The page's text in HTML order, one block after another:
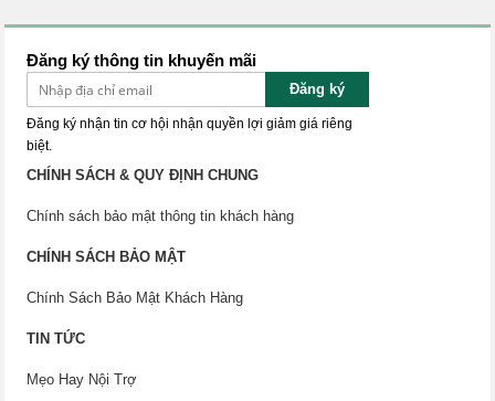
Đăng ký thông tin khuyến mãi
Đăng ký
Đăng ký nhận tin cơ hội nhận quyền lợi giảm giá riêng
biệt.
CHÍNH SÁCH & QUY ĐỊNH CHUNG
Chính sách bảo mật thông tin khách hàng
CHÍNH SÁCH BẢO MẬT
Chính Sách Bảo Mật Khách Hàng
TIN TỨC
Mẹo Hay Nội Trợ